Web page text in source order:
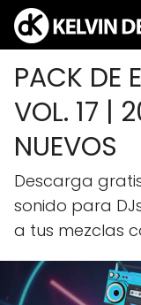
PACK DE
VOL. 17 |
NUEVOS
Descarga
sonido para
a tus mezclas